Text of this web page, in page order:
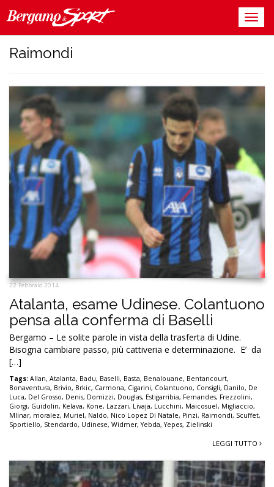
Raimondi
22 Febbraio 2014
Atalanta, esame Udinese. Colantuono
pensa alla conferma di Baselli
Bergamo – Le solite parole in vista della trasferta di Udine.
Bisogna cambiare passo, più cattiveria e determinazione. E’ da
[…]
Tags: Allan, Atalanta, Badu, Baselli, Basta, Benalouane, Bentancourt,
Bonaventura, Brivio, Brkic, Carmona, Cigarini, Colantuono, Consigli, Danilo, De
Luca, Del Grosso, Denis, Domizzi, Douglas, Estigarribia, Fernandes, Frezzolini,
Giorgi, Guidolin, Kelava, Kone, Lazzari, Livaja, Lucchini, Maicosuel, Migliaccio,
Mlinar, moralez, Muriel, Naldo, Nico Lopez Di Natale, Pinzi, Raimondi, Scuffet,
Sportiello, Stendardo, Udinese, Widmer,Yebda,Yepes, Zielinski
LEGGI TUTTO